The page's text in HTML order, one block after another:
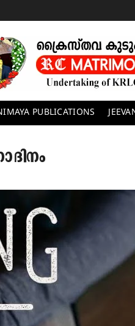
PUBLICATIONS
ദിനം